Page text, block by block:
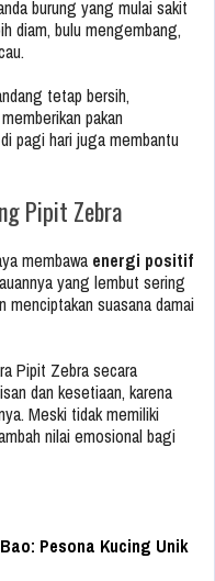
burung yang mulai sakit
diam, bulu mengembang,
tetap bersih,
pakan
pagi hari juga membantu
Pipit Zebra
membawa energi positif
yang lembut sering
suasana damai
Pipit Zebra secara
dan kesetiaan, karena
Meski tidak memiliki
nilai emosional bagi
Pesona Kucing Unik